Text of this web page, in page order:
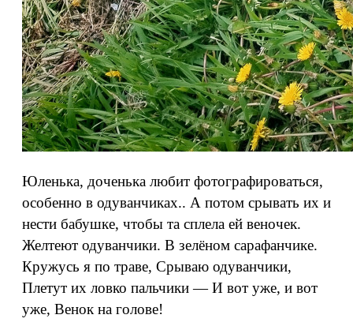
Юленька, доченька любит фотографироваться,
особенно в одуванчиках.. А потом срывать их и
нести бабушке, чтобы та сплела ей веночек.
Желтеют одуванчики. В зелёном сарафанчике.
Кружусь я по траве, Срываю одуванчики,
Плетут их ловко пальчики — И вот уже, и вот
уже, Венок на голове!